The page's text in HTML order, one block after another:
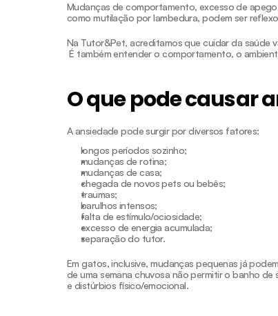
Mudanças de comportamento, excesso de
como mutilação por lambedura, podem ser
Na Tutor&Pet, acreditamos que cuidar da saúde
É também entender o comportamento, o
O que pode causar
A ansiedade pode surgir por diversos fatores:
longos períodos sozinho;
mudanças de rotina;
mudanças de casa;
chegada de novos pets ou bebês;
traumas;
barulhos intensos;
falta de estímulo/ociosidade;
excesso de energia acumulada;
separação do tutor.
Em gatos, inclusive, mudanças pequenas já
de uma semana chuvosa não permitir o banho
e distúrbios físico/emocional.